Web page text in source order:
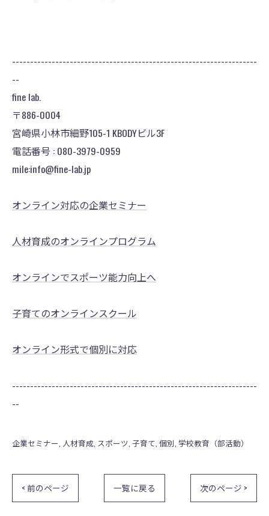
--------------------------------------------------------------------
--
fine lab.
〒886-0004
宮崎県小林市細野105-1 KBODYビル3F
電話番号 : 080-3979-0959
mile:info@fine-lab.jp
オンライン対応の企業セミナー
人材育成のオンラインプログラム
オンラインでスポーツ能力向上へ
子育てのオンラインスクール
オンライン形式で個別に対応
--------------------------------------------------------------------
--
企業セミナー 人材育成 スポーツ 子育て 個別 学校教育（部活動）
< 前のページ 一覧に戻る 次のページ >